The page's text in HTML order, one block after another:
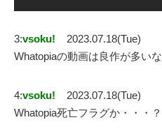
3:vsoku!
2023.07.18(Tue)
Whatopiaの動画は良作が多いな
4:vsoku!
2023.07.18(Tue)
Whatopia死亡フラグか・・・？